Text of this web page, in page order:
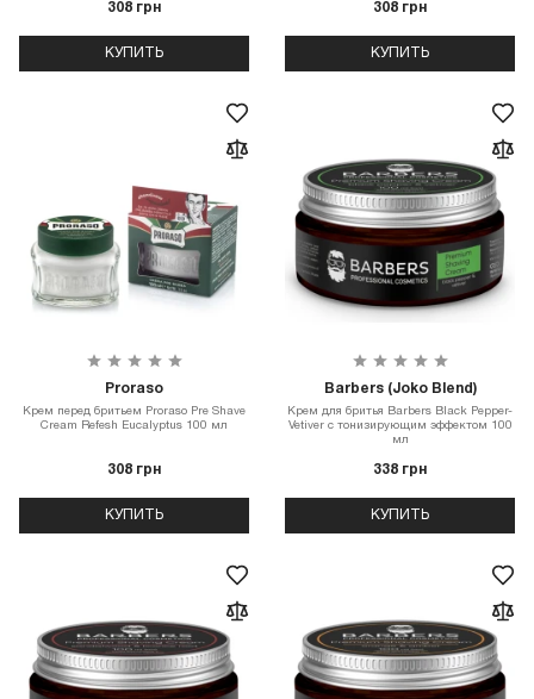
308 грн
КУПИТЬ
308 грн
КУПИТЬ
Proraso
Крем перед бритьем Proraso Pre Shave
Cream Refesh Eucalyptus 100 мл
308 грн
КУПИТЬ
Barbers (Joko Blend)
Крем для бритья Barbers Black Pepper-
Vetiver с тонизирующим эффектом 100
мл
338 грн
КУПИТЬ